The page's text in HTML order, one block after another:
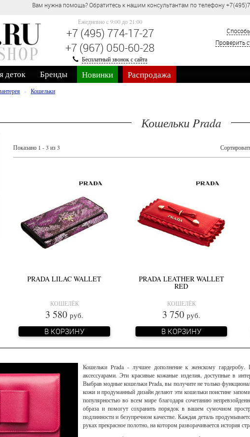
Вам нужна помощь? Обратитесь к нашим консультантам по телефону
Ежедневно c 9:00 до 21:00
+7 (495) 774-17-27
+7 (967) 050-60-28
Бесплатный звонок с сайта
Проверить
деток Бренды Новинки Распродажа
Кошельки
Кошельки Prada
Показано 1 - 3 из 3
PRADA LILAC WALLET
КОШЕЛЁК
3 580 руб.
В КОРЗИНУ
PRADA LEATHER WALLET
RED
КОШЕЛЁК
3 750 руб.
В КОРЗИНУ
Кошельки Prada - лучшее дополнение к женскому
аксессуарами. Эти красивые кожаные изделия, доступные в
Выбрав модные кошельки Prada, вы получите не только
кожи и продуманный дизайн делают эти кошельки поистине
популярностью во всем мире благодаря сочетанию
образа и помогут сохранить порядок в вашем сумочном
подлинности и безупречном качестве. Каждая деталь
руках прекрасное полотно, на котором разворачивается история